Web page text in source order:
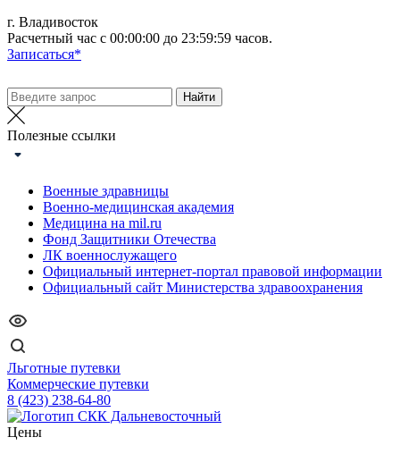
г. Владивосток
Расчетный час с 00:00:00 до 23:59:59 часов.
Записаться*
Полезные ссылки
Военные здравницы
Военно-медицинская академия
Медицина на mil.ru
Фонд Защитники Отечества
ЛК военнослужащего
Официальный интернет-портал правовой информации
Официальный сайт Министерства здравоохранения
Льготные путевки
Коммерческие путевки
8 (423) 238-64-80
Цены